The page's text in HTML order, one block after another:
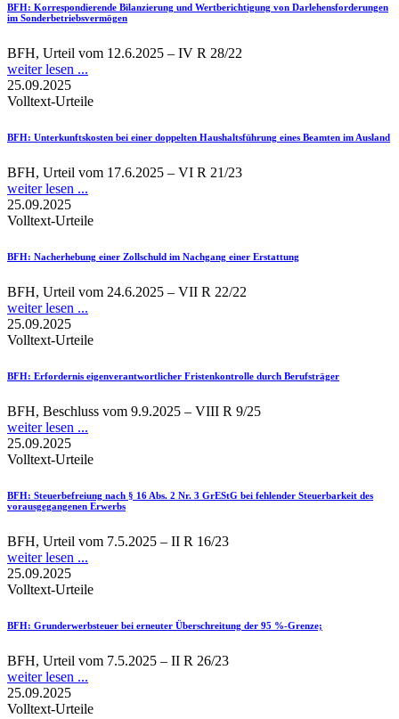
BFH: Korrespondierende Bilanzierung und Wertberichtigung von Darlehensforderungen
im Sonderbetriebsvermögen
BFH, Urteil vom 12.6.2025 – IV R 28/22
weiter lesen ...
25.09.2025
Volltext-Urteile
BFH: Unterkunftskosten bei einer doppelten Haushaltsführung eines Beamten im Ausland
BFH, Urteil vom 17.6.2025 – VI R 21/23
weiter lesen ...
25.09.2025
Volltext-Urteile
BFH: Nacherhebung einer Zollschuld im Nachgang einer Erstattung
BFH, Urteil vom 24.6.2025 – VII R 22/22
weiter lesen ...
25.09.2025
Volltext-Urteile
BFH: Erfordernis eigenverantwortlicher Fristenkontrolle durch Berufsträger
BFH, Beschluss vom 9.9.2025 – VIII R 9/25
weiter lesen ...
25.09.2025
Volltext-Urteile
BFH: Steuerbefreiung nach § 16 Abs. 2 Nr. 3 GrEStG bei fehlender Steuerbarkeit des
vorausgegangenen Erwerbs
BFH, Urteil vom 7.5.2025 – II R 16/23
weiter lesen ...
25.09.2025
Volltext-Urteile
BFH: Grunderwerbsteuer bei erneuter Überschreitung der 95 %-Grenze;
BFH, Urteil vom 7.5.2025 – II R 26/23
weiter lesen ...
25.09.2025
Volltext-Urteile